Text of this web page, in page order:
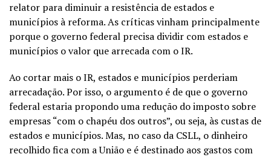
relator para diminuir a resistência de estados e
municípios à reforma. As críticas vinham principalmente
porque o governo federal precisa dividir com estados e
municípios o valor que arrecada com o IR.
Ao cortar mais o IR, estados e municípios perderiam
arrecadação. Por isso, o argumento é de que o governo
federal estaria propondo uma redução do imposto sobre
empresas “com o chapéu dos outros”, ou seja, às custas de
estados e municípios. Mas, no caso da CSLL, o dinheiro
recolhido fica com a União e é destinado aos gastos com